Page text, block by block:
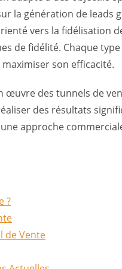
la génération de leads
vers la fidélisation
de fidélité. Chaque
son efficacité.
œuvre des tunnels de
des résultats
approche
?
de Vente